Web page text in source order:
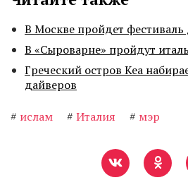
В Москве пройдет фестиваль
В «Сыроварне» пройдут
Греческий остров Кеа
дайверов
# ислам # Италия # мэр